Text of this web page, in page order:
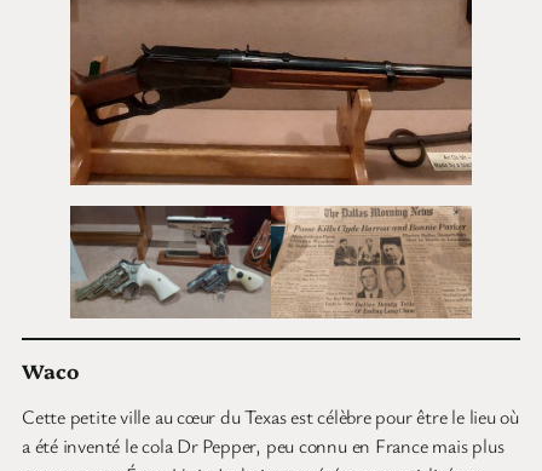
Waco
Cette petite ville au cœur du Texas est célèbre pour être le lieu où
a été inventé le cola Dr Pepper, peu connu en France mais plus